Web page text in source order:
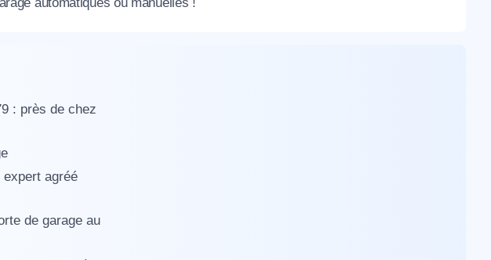
: près de chez
agréé
de garage au